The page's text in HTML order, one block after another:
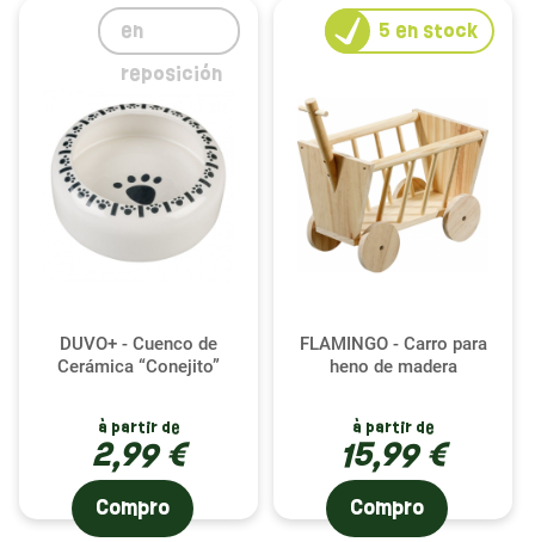
DUVO+ - Cuenco de
Cerámica “Conejito”
à partir de
2,99 €
en
reposición
Compro
FLAMINGO - Carro para
heno de madera
à partir de
15,99 €
5 en stock
Compro